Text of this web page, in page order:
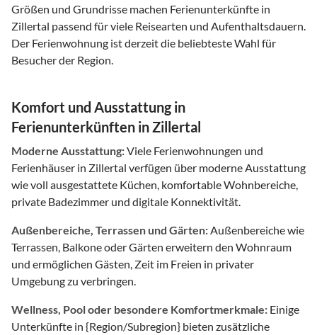
Größen und Grundrisse machen Ferienunterkünfte in
Zillertal passend für viele Reisearten und Aufenthaltsdauern.
Der Ferienwohnung ist derzeit die beliebteste Wahl für
Besucher der Region.
Komfort und Ausstattung in
Ferienunterkünften in Zillertal
Moderne Ausstattung:Viele Ferienwohnungen und
Ferienhäuser in Zillertal verfügen über moderne Ausstattung
wie voll ausgestattete Küchen, komfortable Wohnbereiche,
private Badezimmer und digitale Konnektivität.
Außenbereiche, Terrassen und Gärten:Außenbereiche wie
Terrassen, Balkone oder Gärten erweitern den Wohnraum
und ermöglichen Gästen, Zeit im Freien in privater
Umgebung zu verbringen.
Wellness, Pool oder besondere Komfortmerkmale: Einige
Unterkünfte in {Region/Subregion} bieten zusätzliche